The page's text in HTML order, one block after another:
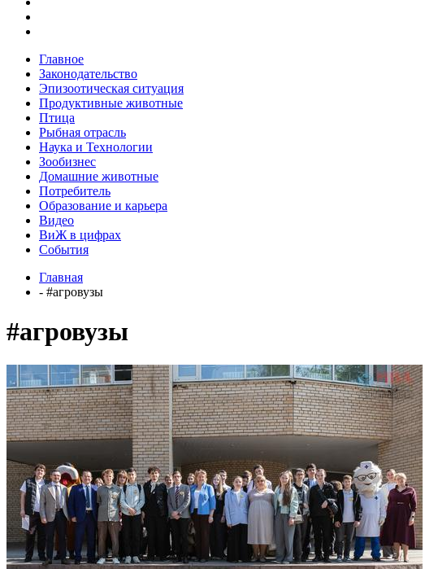
Главное
Законодательство
Эпизоотическая ситуация
Продуктивные животные
Птица
Рыбная отрасль
Наука и Технологии
Зообизнес
Домашние животные
Потребитель
Образование и карьера
Видео
ВиЖ в цифрах
События
Главная
- #агровузы
#агровузы